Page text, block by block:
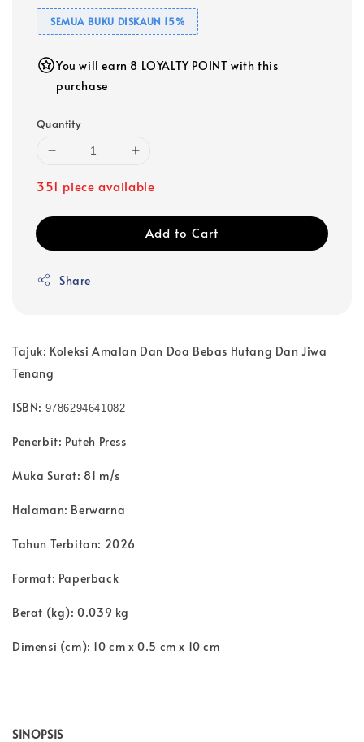
SEMUA BUKU DISKAUN 15%
You will earn 8 LOYALTY POINT with this
purchase
Quantity
351 piece available
Add to Cart
Share
Tajuk: Koleksi Amalan Dan Doa Bebas Hutang Dan Jiwa
Tenang
ISBN: 9786294641082
Penerbit: Puteh Press
Muka Surat: 81 m/s
Halaman: Berwarna
Tahun Terbitan: 2026
Format: Paperback
Berat (kg): 0.039 kg
Dimensi (cm): 10 cm x 0.5 cm x 10 cm
SINOPSIS